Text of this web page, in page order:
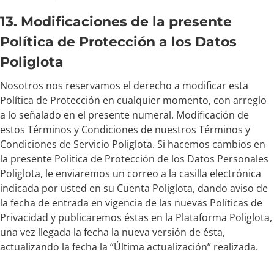
13. Modificaciones de la presente
Política de Protección a los Datos
Poliglota
Nosotros nos reservamos el derecho a modificar esta
Política de Protección en cualquier momento, con arreglo
a lo señalado en el presente numeral. Modificación de
estos Términos y Condiciones de nuestros Términos y
Condiciones de Servicio Poliglota. Si hacemos cambios en
la presente Politica de Protección de los Datos Personales
Poliglota, le enviaremos un correo a la casilla electrónica
indicada por usted en su Cuenta Poliglota, dando aviso de
la fecha de entrada en vigencia de las nuevas Políticas de
Privacidad y publicaremos éstas en la Plataforma Poliglota,
una vez llegada la fecha la nueva versión de ésta,
actualizando la fecha la “Última actualización” realizada.